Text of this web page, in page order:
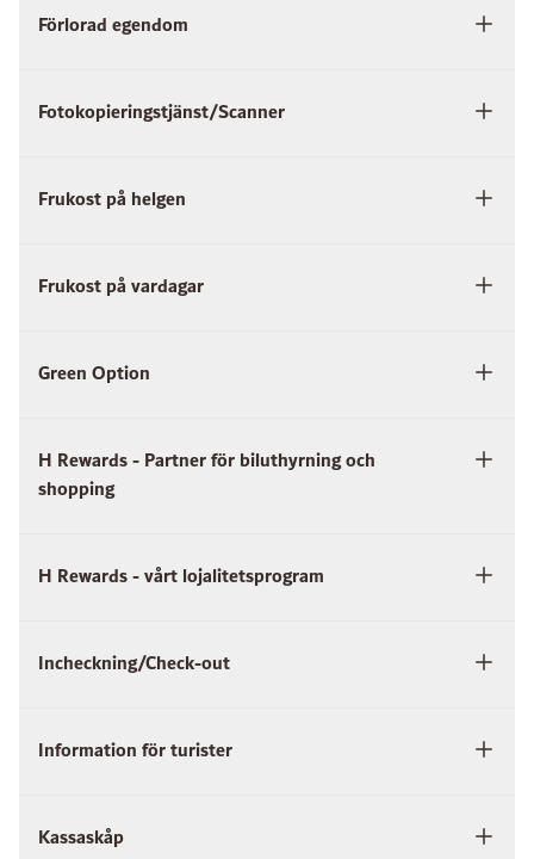
Förlorad egendom
Fotokopieringstjänst/Scanner
Frukost på helgen
Frukost på vardagar
Green Option
H Rewards - Partner för biluthyrning och
shopping
H Rewards - vårt lojalitetsprogram
Incheckning/Check-out
Information för turister
Kassaskåp